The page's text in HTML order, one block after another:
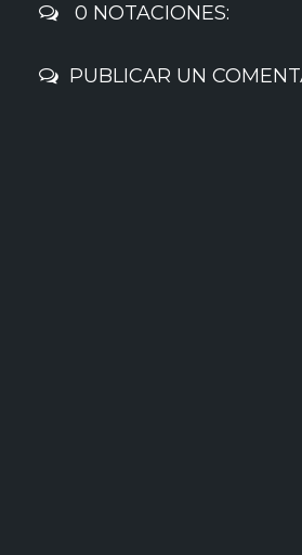
0 NOTACIONES:
PUBLICAR UN